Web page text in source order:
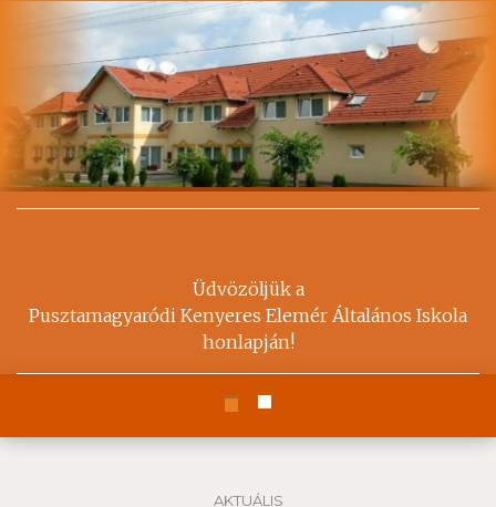
Üdvözöljük a
Pusztamagyaródi Kenyeres Elemér Általános Iskola
honlapján!
AKTUÁLIS